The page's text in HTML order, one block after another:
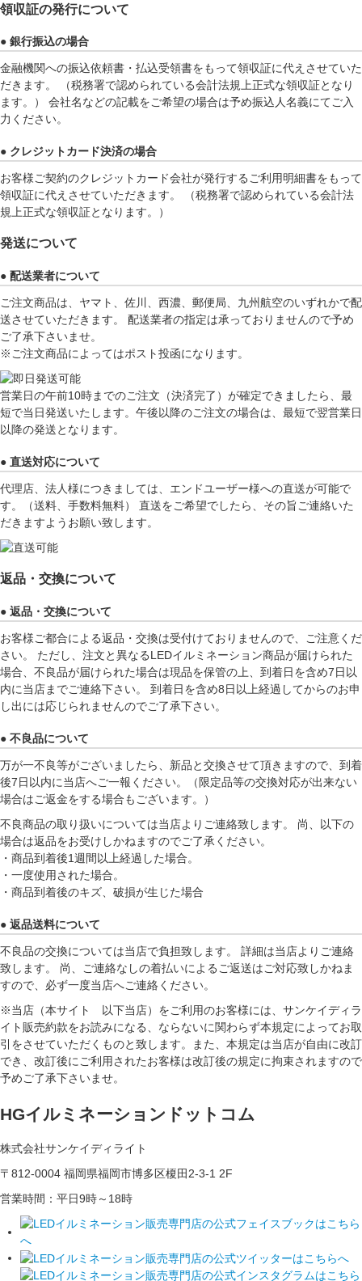
領収証の発行について
● 銀行振込の場合
金融機関への振込依頼書・払込受領書をもって領収証に代えさせていた
だきます。 （税務署で認められている会計法規上正式な領収証となり
ます。） 会社名などの記載をご希望の場合は予め振込人名義にてご入
力ください。
● クレジットカード決済の場合
お客様ご契約のクレジットカード会社が発行するご利用明細書をもって
領収証に代えさせていただきます。 （税務署で認められている会計法
規上正式な領収証となります。）
発送について
● 配送業者について
ご注文商品は、ヤマト、佐川、西濃、郵便局、九州航空のいずれかで配
送させていただきます。 配送業者の指定は承っておりませんので予め
ご了承下さいませ。
※ご注文商品によってはポスト投函になります。
営業日の午前10時までのご注文（決済完了）が確定できましたら、最
短で当日発送いたします。午後以降のご注文の場合は、最短で翌営業日
以降の発送となります。
● 直送対応について
代理店、法人様につきましては、エンドユーザー様への直送が可能で
す。（送料、手数料無料） 直送をご希望でしたら、その旨ご連絡いた
だきますようお願い致します。
返品・交換について
● 返品・交換について
お客様ご都合による返品・交換は受付けておりませんので、ご注意くだ
さい。 ただし、注文と異なるLEDイルミネーション商品が届けられた
場合、不良品が届けられた場合は現品を保管の上、到着日を含め7日以
内に当店までご連絡下さい。 到着日を含め8日以上経過してからのお申
し出には応じられませんのでご了承下さい。
● 不良品について
万が一不良等がございましたら、新品と交換させて頂きますので、到着
後7日以内に当店へご一報ください。（限定品等の交換対応が出来ない
場合はご返金をする場合もございます。）
不良商品の取り扱いについては当店よりご連絡致します。 尚、以下の
場合は返品をお受けしかねますのでご了承ください。
・商品到着後1週間以上経過した場合。
・一度使用された場合。
・商品到着後のキズ、破損が生じた場合
● 返品送料について
不良品の交換については当店で負担致します。 詳細は当店よりご連絡
致します。 尚、ご連絡なしの着払いによるご返送はご対応致しかねま
すので、必ず一度当店へご連絡ください。
※当店（本サイト 以下当店）をご利用のお客様には、サンケイディラ
イト販売約款をお読みになる、ならないに関わらず本規定によってお取
引をさせていただくものと致します。また、本規定は当店が自由に改訂
でき、改訂後にご利用されたお客様は改訂後の規定に拘束されますので
予めご了承下さいませ。
HGイルミネーションドットコム
株式会社サンケイディライト
〒812-0004 福岡県福岡市博多区榎田2-3-1 2F
営業時間：平日9時～18時